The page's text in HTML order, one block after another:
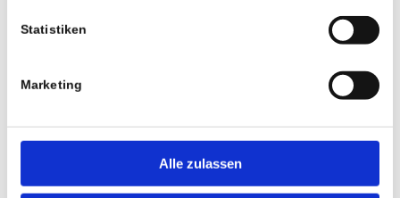
Statistiken
Marketing
Alle zulassen
Sie möchten mit dem
eine Treppe überwinden –
Liftmodellen an.